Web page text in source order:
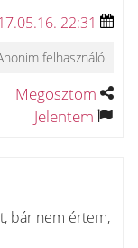
22:31
felhasználó
Megosztom
Jelentem
bár nem értem,